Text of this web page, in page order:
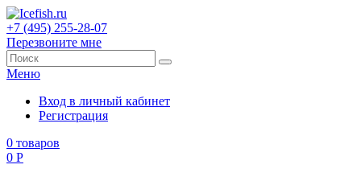
+7 (495) 255-28-07
Перезвоните мне
Меню
Вход в личный кабинет
Регистрация
0 товаров
0 Р